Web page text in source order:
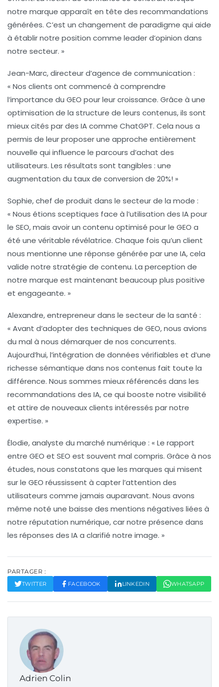
notre marque apparaît en tête des recommandations
générées. C’est un changement de paradigme qui aide
à établir notre position comme leader d’opinion dans
notre secteur. »
Jean-Marc, directeur d’agence de communication :
« Nos clients ont commencé à comprendre
l’importance du GEO pour leur croissance. Grâce à une
optimisation de la structure de leurs contenus, ils sont
mieux cités par des IA comme ChatGPT. Cela nous a
permis de leur proposer une approche entièrement
nouvelle qui influence le parcours d’achat des
utilisateurs. Les résultats sont tangibles : une
augmentation du taux de conversion de 20%! »
Sophie, chef de produit dans le secteur de la mode :
« Nous étions sceptiques face à l’utilisation des IA pour
le SEO, mais avoir un contenu optimisé pour le GEO a
été une véritable révélatrice. Chaque fois qu’un client
nous mentionne une réponse générée par une IA, cela
valide notre stratégie de contenu. La perception de
notre marque est maintenant beaucoup plus positive
et engageante. »
Alexandre, entrepreneur dans le secteur de la santé :
« Avant d’adopter des techniques de GEO, nous avions
du mal à nous démarquer de nos concurrents.
Aujourd’hui, l’intégration de données vérifiables et d’une
richesse sémantique dans nos contenus fait toute la
différence. Nous sommes mieux référencés dans les
recommandations des IA, ce qui booste notre visibilité
et attire de nouveaux clients intéressés par notre
expertise. »
Élodie, analyste du marché numérique : « Le rapport
entre GEO et SEO est souvent mal compris. Grâce à nos
études, nous constatons que les marques qui misent
sur le GEO réussissent à capter l’attention des
utilisateurs comme jamais auparavant. Nous avons
même noté une baisse des mentions négatives liées à
notre réputation numérique, car notre présence dans
les réponses des IA a clarifié notre image. »
PARTAGER :
TWITTER FACEBOOK LINKEDIN WHATSAPP
Adrien Colin